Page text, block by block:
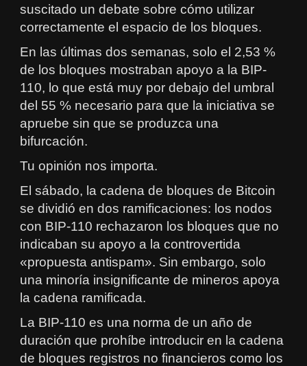
suscitado un debate sobre cómo utilizar
correctamente el espacio de los bloques.
En las últimas dos semanas, solo el 2,53 %
de los bloques mostraban apoyo a la BIP-
110, lo que está muy por debajo del umbral
del 55 % necesario para que la iniciativa se
apruebe sin que se produzca una
bifurcación.
Tu opinión nos importa.
El sábado, la cadena de bloques de Bitcoin
se dividió en dos ramificaciones: los nodos
con BIP-110 rechazaron los bloques que no
indicaban su apoyo a la controvertida
«propuesta antispam». Sin embargo, solo
una minoría insignificante de mineros apoya
la cadena ramificada.
La BIP-110 es una norma de un año de
duración que prohíbe introducir en la cadena
de bloques registros no financieros como los